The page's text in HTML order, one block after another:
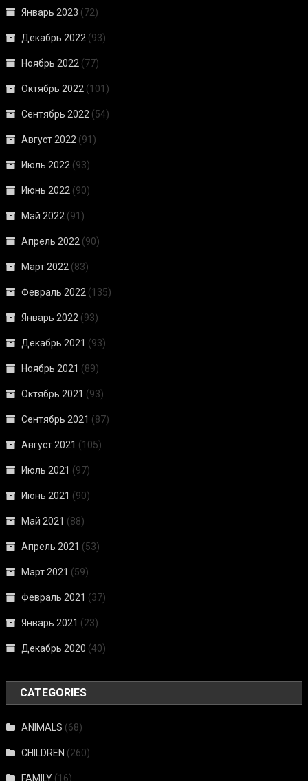
Январь 2023 (72)
Декабрь 2022 (93)
Ноябрь 2022 (77)
Октябрь 2022 (101)
Сентябрь 2022 (54)
Август 2022 (91)
Июль 2022 (93)
Июнь 2022 (90)
Май 2022 (91)
Апрель 2022 (90)
Март 2022 (83)
Февраль 2022 (135)
Январь 2022 (93)
Декабрь 2021 (93)
Ноябрь 2021 (89)
Октябрь 2021 (93)
Сентябрь 2021 (87)
Август 2021 (105)
Июль 2021 (97)
Июнь 2021 (90)
Май 2021 (88)
Апрель 2021 (53)
Март 2021 (59)
Февраль 2021 (37)
Январь 2021 (23)
Декабрь 2020 (40)
CATEGORIES
ANIMALS (68)
CHILDREN (260)
FAMILY (16)